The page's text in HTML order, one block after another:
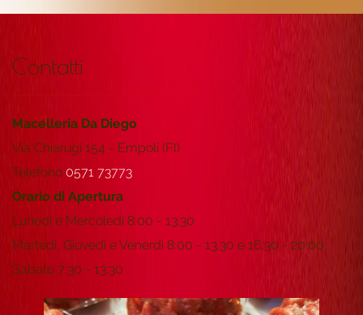
Contatti
Macelleria Da Diego
Via Chiarugi 154 - Empoli (FI)
Telefono 0571 73773
Orario di Apertura
Lunedì e Mercoledì 8:00 - 13.30
Martedì, Giovedì e Venerdì 8:00 - 13.30 e 16:30 - 20:00
Sabato 7:30 - 13:30